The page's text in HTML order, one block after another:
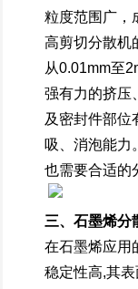
粒度范围广，
高剪切分散机
从0.01mm至
强有力的挤压
及密封件部位
吸、消泡能力
也需要合适的
三、石墨烯分
在石墨烯应用
稳定性高,其